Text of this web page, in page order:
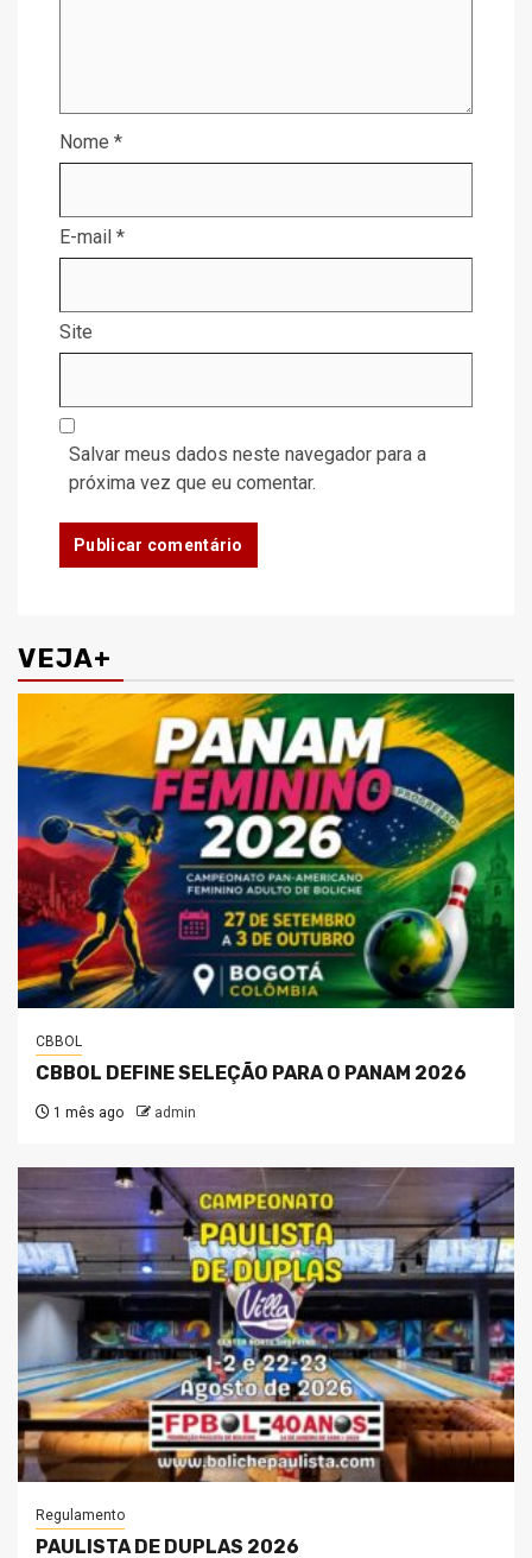
Nome *
E-mail *
Site
Salvar meus dados neste navegador para a
próxima vez que eu comentar.
VEJA+
CBBOL
CBBOL DEFINE SELEÇÃO PARA O PANAM 2026
1 mês ago admin
Regulamento
PAULISTA DE DUPLAS 2026